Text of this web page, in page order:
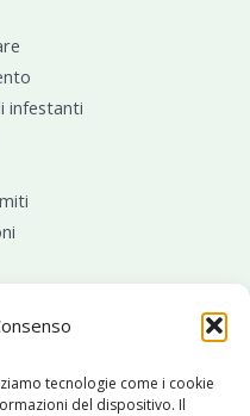
tecnologie come i cookie
del dispositivo. Il
infestanti